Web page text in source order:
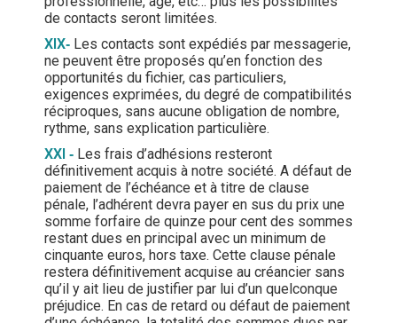
de contacts seront limitées.
XIX‐ Les contacts sont expédiés par messagerie,
ne peuvent être proposés qu’en fonction des
opportunités du fichier, cas particuliers,
exigences exprimées, du degré de compatibilités
réciproques, sans aucune obligation de nombre,
rythme, sans explication particulière.
XXI ‐ Les frais d’adhésions resteront
définitivement acquis à notre société. A défaut de
paiement de l’échéance et à titre de clause
pénale, l’adhérent devra payer en sus du prix une
somme forfaire de quinze pour cent des sommes
restant dues en principal avec un minimum de
cinquante euros, hors taxe. Cette clause pénale
restera définitivement acquise au créancier sans
qu’il y ait lieu de justifier par lui d’un quelconque
préjudice. En cas de retard ou défaut de paiement